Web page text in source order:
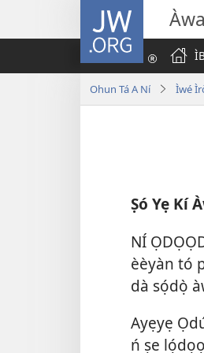
JW.ORG
Ohun Tá A Ní Ìwé
Ṣó Yẹ Kí
NÍ
èèyàn tó
dà sọ́dọ̀
Ayẹyẹ
ń ṣe